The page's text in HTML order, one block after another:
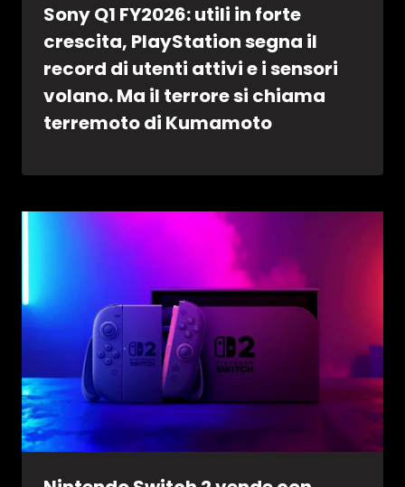
Sony Q1 FY2026: utili in forte
crescita, PlayStation segna il
record di utenti attivi e i sensori
volano. Ma il terrore si chiama
terremoto di Kumamoto